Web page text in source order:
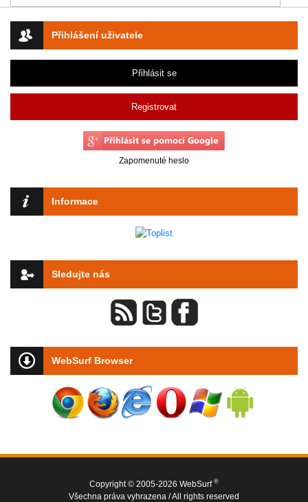
Přihlášení uživatele
Přihlásit se
Registrovat
Zapomenuté heslo
Informace
Sledujte nás
WebSurf Browser
Copyright © 2005-2026 WebSurf ®
Všechna práva vyhrazena / All rights reserved